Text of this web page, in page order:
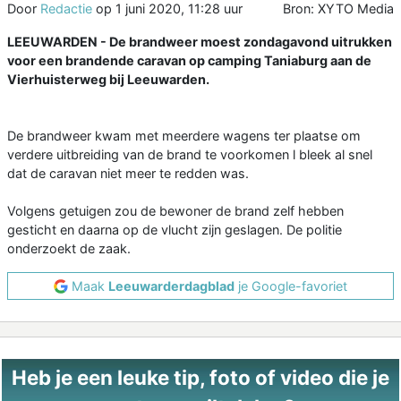
Door Redactie op 1 juni 2020, 11:28 uur Bron: XYTO Media
LEEUWARDEN - De brandweer moest zondagavond uitrukken
voor een brandende caravan op camping Taniaburg aan de
Vierhuisterweg bij Leeuwarden.
De brandweer kwam met meerdere wagens ter plaatse om
verdere uitbreiding van de brand te voorkomen l bleek al snel
dat de caravan niet meer te redden was.
Volgens getuigen zou de bewoner de brand zelf hebben
gesticht en daarna op de vlucht zijn geslagen. De politie
onderzoekt de zaak.
Maak Leeuwarderdagblad je Google-favoriet
Heb je een leuke tip, foto of video die je